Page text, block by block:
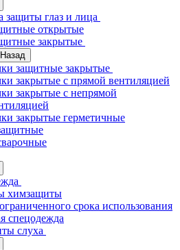
защиты глаз и лица
открытые
закрытые
Назад
защитные закрытые
закрытые с прямой вентиляцией
закрытые с непрямой
закрытые герметичные
химзащиты
срока использования
спецодежда
слуха